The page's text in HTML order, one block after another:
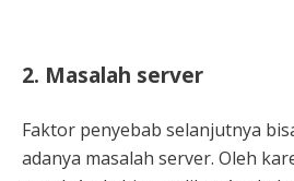
2. Masalah server
Faktor penyebab selanjutnya
adanya masalah server. Oleh